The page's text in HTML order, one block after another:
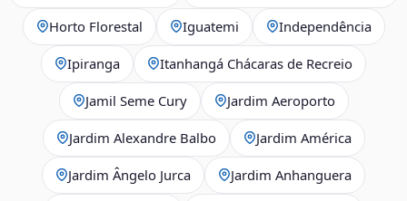
Horto Florestal Iguatemi Independência
Ipiranga Itanhangá Chácaras de Recreio
Jamil Seme Cury Jardim Aeroporto
Jardim Alexandre Balbo Jardim América
Jardim Ângelo Jurca Jardim Anhanguera